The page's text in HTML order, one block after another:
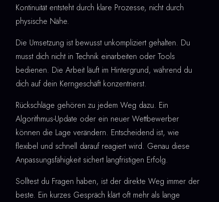
Kontinuität entsteht durch klare Prozesse, nicht durch
physische Nähe.
Die Umsetzung ist bewusst unkompliziert gehalten. Du
musst dich nicht in Technik einarbeiten oder Tools
bedienen. Die Arbeit läuft im Hintergrund, während du
dich auf dein Kerngeschäft konzentrierst.
Rückschläge gehören zu jedem Weg dazu. Ein
Algorithmus-Update oder ein neuer Wettbewerber
können die Lage verändern. Entscheidend ist, wie
flexibel und schnell darauf reagiert wird. Genau diese
Anpassungsfähigkeit sichert langfristigen Erfolg.
Solltest du Fragen haben, ist der direkte Weg immer der
beste. Ein kurzes Gespräch klärt oft mehr als lange